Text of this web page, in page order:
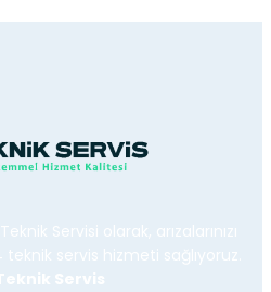
Servisi olarak, arızalarınızı
servis hizmeti sağlıyoruz.
Servis